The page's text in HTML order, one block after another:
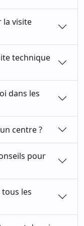
la visite
technique
dans les
centre ?
pour
les